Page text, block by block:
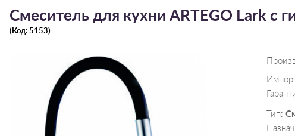
Смеситель для кухни ARTEGO Lark с
(Код: 5153)
Тип: